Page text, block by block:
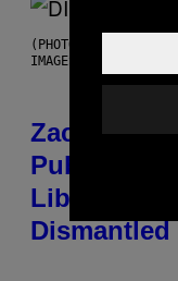
(PHOTO BY ROBERTO
IMAGES)
Zachary
Publicly
Library
Dismantled